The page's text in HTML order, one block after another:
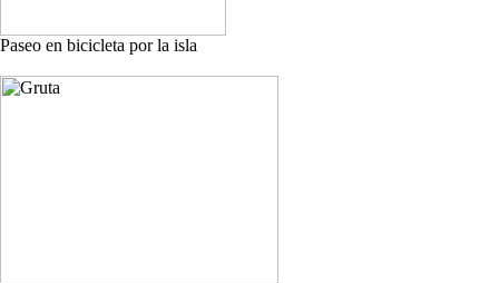
Paseo en bicicleta por la isla